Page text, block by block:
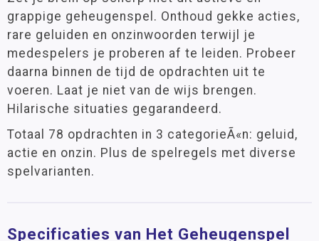
grappige geheugenspel. Onthoud gekke acties,
rare geluiden en onzinwoorden terwijl je
medespelers je proberen af te leiden. Probeer
daarna binnen de tijd de opdrachten uit te
voeren. Laat je niet van de wijs brengen.
Hilarische situaties gegarandeerd.
Totaal 78 opdrachten in 3 categorieÃ«n: geluid,
actie en onzin. Plus de spelregels met diverse
spelvarianten.
Specificaties van Het Geheugenspel